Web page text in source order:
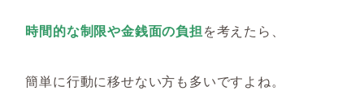
時間的な制限や金銭面の負担を考えたら、
簡単に行動に移せない方も多いですよね。